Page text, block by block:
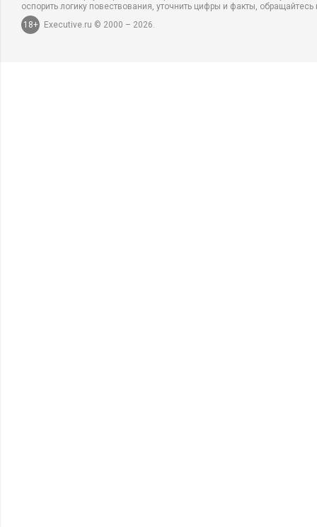
оспорить логику повествования, уточнить цифры и факты,
18+
Executive.ru © 2000 – 2026.